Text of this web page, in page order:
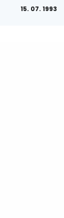
15. 07. 1993